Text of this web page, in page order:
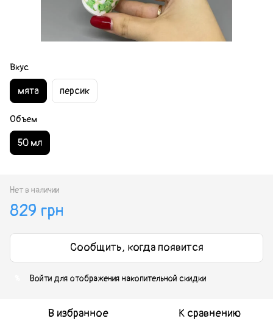
Вкус
мята персик
Объем
50 мл
Нет в наличии
829 грн
Сообщить, когда появится
Войти для отображения накопительной скидки
В избранное К сравнению